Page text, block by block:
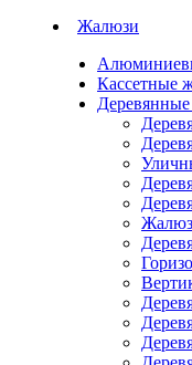
Жалюзи
Кассетные